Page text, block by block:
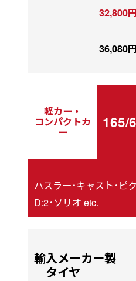
32,800円
36,080
軽カー・
コンパクトカ
ー
165/
ハスラー･キャスト･ピ
D:2･ソリオ etc.
輸入メーカー製
タイヤ